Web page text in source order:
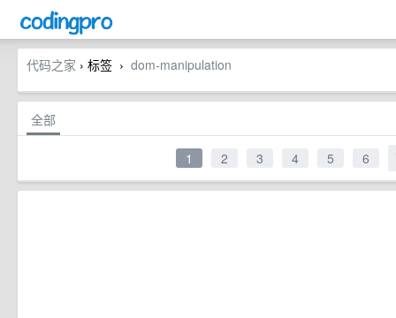
代码之家 › 标签 › dom-manipulation
全部
1 2 3 4 5 6